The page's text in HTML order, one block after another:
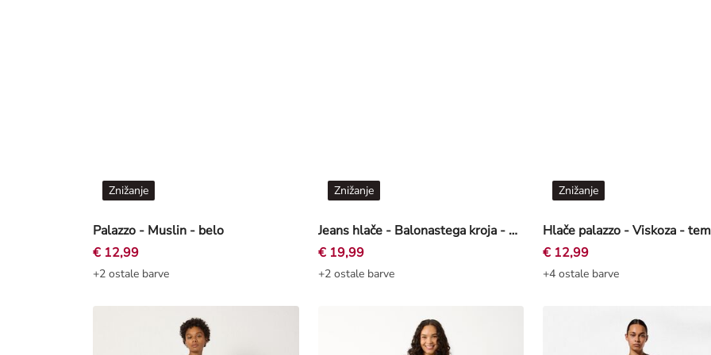
Palazzo - Muslin - belo
Znižanje
€ 12,99
+2 ostale barve
Jeans hlače - Balonastega kroja - modra
Znižanje
€ 19,99
+2 ostale barve
Znižanje
€ 12,99
+4 ostale barve